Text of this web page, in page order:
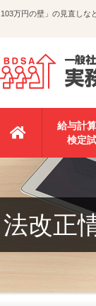
103万円の壁」の見直し
給与計
検定
法改正